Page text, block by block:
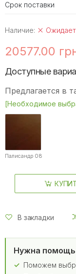
Срок поставки
Наличие:
20577.00
Доступные
Предлагается в
[Необходимое
Палисандр 08
В закладки
Нужна помощь
Поможем